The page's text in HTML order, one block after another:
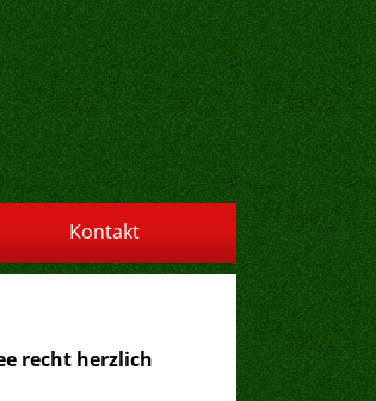
Kontakt
recht herzlich